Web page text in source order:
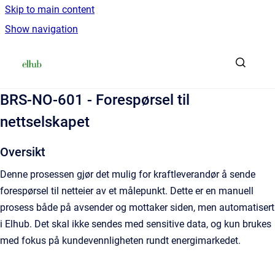
Skip to main content
Show navigation
BRS-NO-601 - Forespørsel til
nettselskapet
Oversikt
Denne prosessen gjør det mulig for kraftleverandør å sende
forespørsel til netteier av et målepunkt. Dette er en manuell
prosess både på avsender og mottaker siden, men automatisert
i Elhub. Det skal ikke sendes med sensitive data, og kun brukes
med fokus på kundevennligheten rundt energimarkedet.